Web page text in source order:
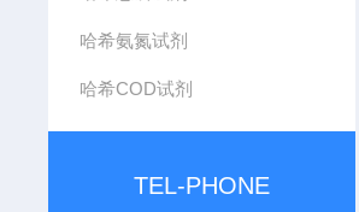
哈希氨氮试剂
哈希COD试剂
TEL-PHONE